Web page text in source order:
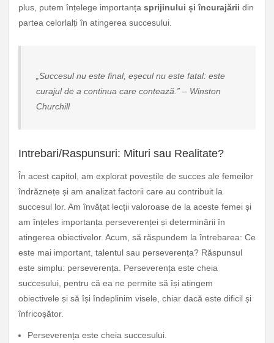
plus, putem înțelege importanța sprijinului și încurajării din
partea celorlalți în atingerea succesului.
„Succesul nu este final, eșecul nu este fatal: este
curajul de a continua care contează.” – Winston
Churchill
Intrebari/Raspunsuri: Mituri sau Realitate?
În acest capitol, am explorat poveștile de succes ale femeilor
îndrăznețe și am analizat factorii care au contribuit la
succesul lor. Am învățat lecții valoroase de la aceste femei și
am înțeles importanța perseverenței și determinării în
atingerea obiectivelor. Acum, să răspundem la întrebarea: Ce
este mai important, talentul sau perseverența? Răspunsul
este simplu: perseverența. Perseverența este cheia
succesului, pentru că ea ne permite să își atingem
obiectivele și să își îndeplinim visele, chiar dacă este dificil și
înfricoșător.
Perseverența este cheia succesului.